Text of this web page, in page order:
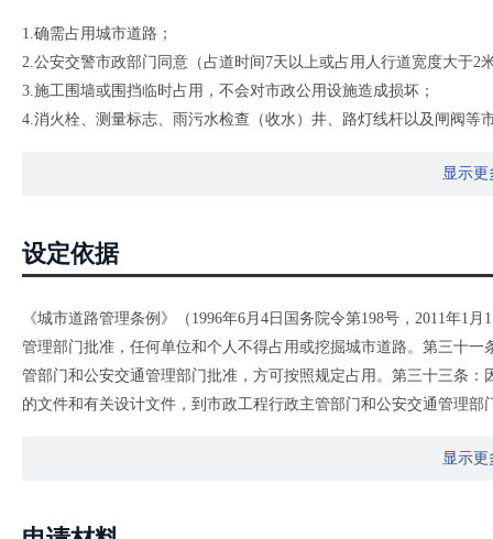
1.确需占用城市道路；
2.公安交警市政部门同意（占道时间7天以上或占用人行道宽度大于2
3.施工围墙或围挡临时占用，不会对市政公用设施造成损坏；
4.消火栓、测量标志、雨污水检查（收水）井、路灯线杆以及闸阀等
显示更
设定依据
《城市道路管理条例》（1996年6月4日国务院令第198号，2011年1
管理部门批准，任何单位和个人不得占用或挖掘城市道路。第三十
管部门和公安交通管理部门批准，方可按照规定占用。第三十三条
的文件和有关设计文件，到市政工程行政主管部门和公安交通管理
《城市道路管理条例》（1996年6月4日国务院令第198号，2011年1
显示更